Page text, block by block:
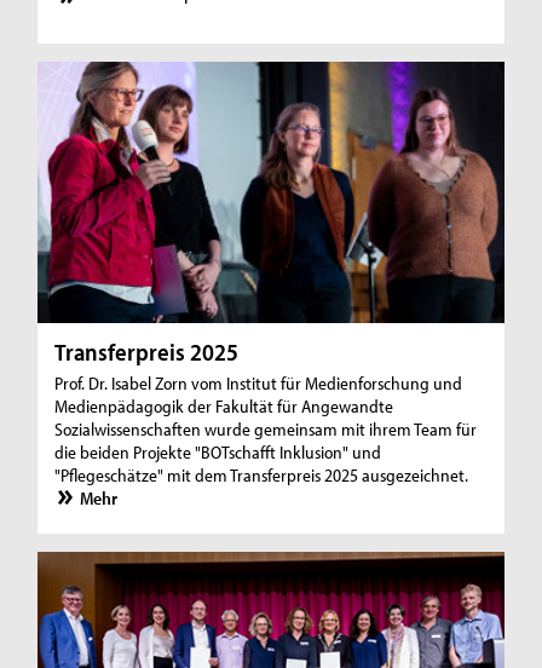
Transferpreis 2025
Prof. Dr. Isabel Zorn vom Institut für Medienforschung und
Medienpädagogik der Fakultät für Angewandte
Sozialwissenschaften wurde gemeinsam mit ihrem Team für
die beiden Projekte "BOTschafft Inklusion" und
"Pflegeschätze" mit dem Transferpreis 2025 ausgezeichnet.
Mehr